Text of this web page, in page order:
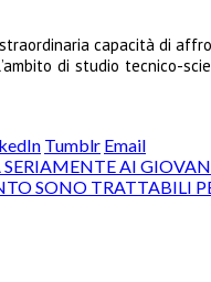
capacità di
di studio tecnico-
Tumblr Email
SERIAMENTE AI
SONO TRATTABILI